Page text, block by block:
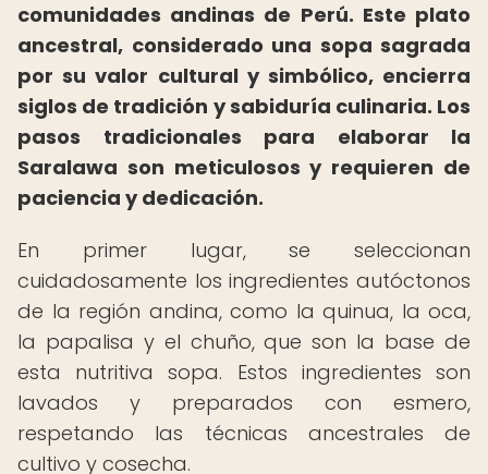
comunidades andinas de Perú. Este plato
ancestral, considerado una sopa sagrada
por su valor cultural y simbólico, encierra
siglos de tradición y sabiduría culinaria. Los
pasos tradicionales para elaborar la
Saralawa son meticulosos y requieren de
paciencia y dedicación.
En primer lugar, se seleccionan
cuidadosamente los ingredientes autóctonos
de la región andina, como la quinua, la oca,
la papalisa y el chuño, que son la base de
esta nutritiva sopa. Estos ingredientes son
lavados y preparados con esmero,
respetando las técnicas ancestrales de
cultivo y cosecha.